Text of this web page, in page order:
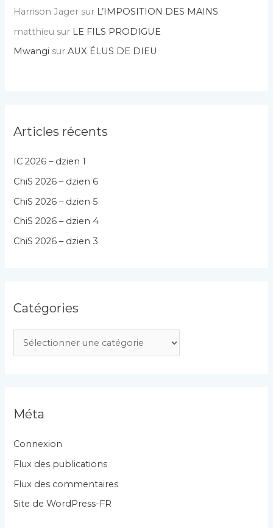
Harrison Jager sur L’IMPOSITION DES MAINS
matthieu sur LE FILS PRODIGUE
Mwangi surAUX ÉLUS DE DIEU
Articles récents
IC 2026 – dzien 1
ChiS 2026 – dzien 6
ChiS 2026 – dzien 5
ChiS 2026 – dzien 4
ChiS 2026 – dzien 3
Catégories
a
g
r
i
e
Méta
Connexion
Flux des publications
Flux des commentaires
Site de WordPress-FR